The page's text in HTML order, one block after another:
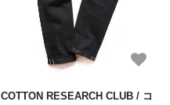
COTTON RESEARCH CLUB / コ